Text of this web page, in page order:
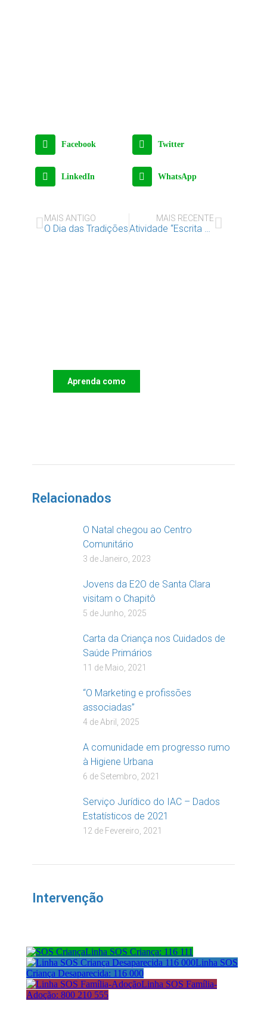
Facebook Twitter
LinkedIn WhatsApp
MAIS ANTIGO
O Dia das Tradições
MAIS RECENTE
Atividade “Escrita de Canções” com Muleca XIII
Aprenda como
Relacionados
O Natal chegou ao Centro
Comunitário
3 de Janeiro, 2023
Jovens da E2O de Santa Clara
visitam o Chapitô
5 de Junho, 2025
Carta da Criança nos Cuidados de
Saúde Primários
11 de Maio, 2021
“O Marketing e profissões
associadas”
4 de Abril, 2025
A comunidade em progresso rumo
à Higiene Urbana
6 de Setembro, 2021
Serviço Jurídico do IAC – Dados
Estatísticos de 2021
12 de Fevereiro, 2021
Intervenção
Linha SOS Criança: 116 111
Linha SOS
Criança Desaparecida: 116 000
Linha SOS Família-
Adoção: 800 210 555